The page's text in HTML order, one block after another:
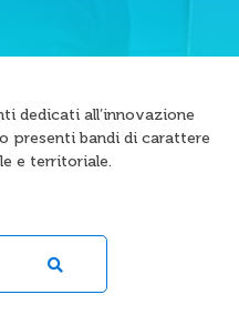
dedicati all’innovazione
presenti bandi di carattere
e territoriale.